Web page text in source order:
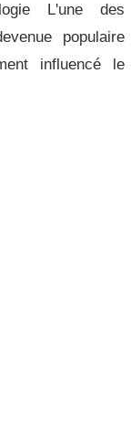
L'une des
populaire
influencé le